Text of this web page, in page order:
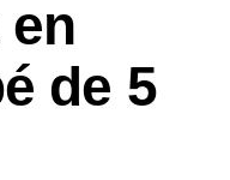
de 5